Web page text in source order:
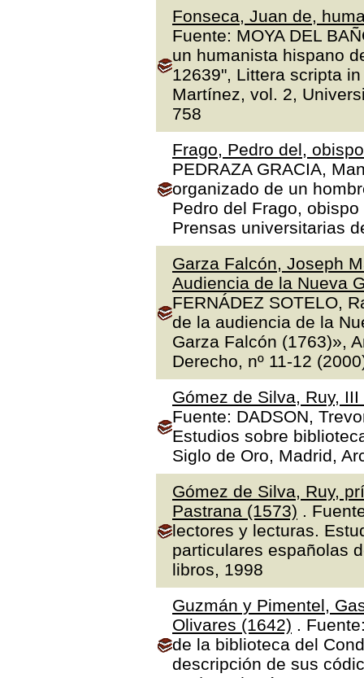
Fonseca, Juan de,
Fuente: MOYA DEL
un humanista hispano
12639", Littera scripta
Martínez, vol. 2,
758
Frago, Pedro del,
PEDRAZA GRACIA,
organizado de un
Pedro del Frago,
Prensas universitarias
Garza Falcón, Joseph
Audiencia de la Nueva
FERNÁDEZ SOTELO,
de la audiencia de la
Garza Falcón (1763)»,
Derecho, nº 11-12
Gómez de Silva, Ruy,
Fuente: DADSON,
Estudios sobre
Siglo de Oro, Madrid,
Gómez de Silva, Ruy,
Pastrana (1573) .
lectores y lecturas.
particulares españolas
libros, 1998
Guzmán y Pimentel,
Olivares (1642) .
de la biblioteca del
descripción de sus